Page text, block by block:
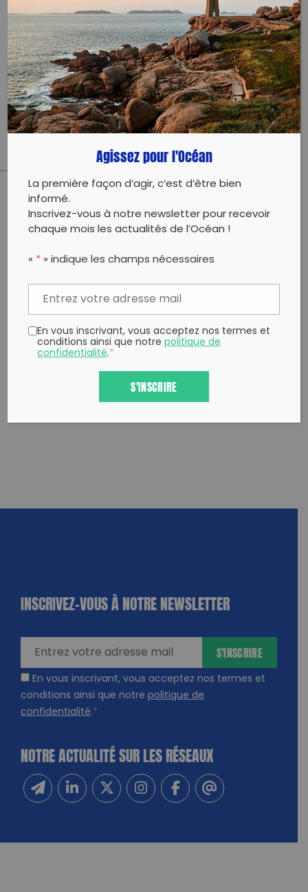
Évènement proposé par :
Clean my Calanques
Détails de la collecte ici :
https://cleanmycalanques.fr/evenements
PARTAGER CET ARTICLE:
Partager sur Facebook
Partager sur
Copy to clipboard
INSCRIVEZ-VOUS À NOTRE NEWSLETTER
En vous inscrivant, vous acceptez nos termes et
conditions ainsi que notre politique de
confidentialité.*
S'INSCRIRE
NOTRE ACTUALITÉ SUR LES RÉSEAUX
Agissez pour l'Océan
La première façon d’agir, c’est d’être bien
informé.
Inscrivez-vous à notre newsletter pour recevoir
chaque mois les actualités de l’Océan !
« * » indique les champs nécessaires
En vous inscrivant, vous acceptez nos termes et
conditions ainsi que notrepolitique de
confidentialité.*
S'INSCRIRE